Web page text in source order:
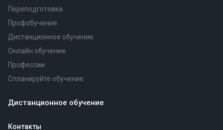
Переподготовка
Профобучение
Дистанционное обучение
Онлайн обучение
Профессии
Спланируйте обучение
Дистанционное обучение
Контакты